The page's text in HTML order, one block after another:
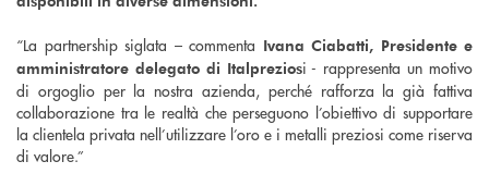
“La partnership siglata – commenta Ivana Ciabatti, Presidente e
amministratore delegato di Italpreziosi - rappresenta un motivo
di orgoglio per la nostra azienda, perché rafforza la già fattiva
collaborazione tra le realtà che perseguono l’obiettivo di supportare
la clientela privata nell’utilizzare l’oro e i metalli preziosi come riserva
di valore.”